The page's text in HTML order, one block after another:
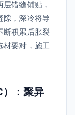
错缝铺贴，
隙，深冷将导
断积累后胀裂
材要对，施工
：聚异